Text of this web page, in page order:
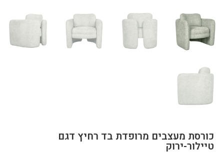
כורסת מעצבים מרופדת בד רחיץ דגם
טיילור-ירוק